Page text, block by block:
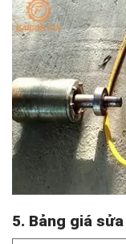
5. Bảng giá